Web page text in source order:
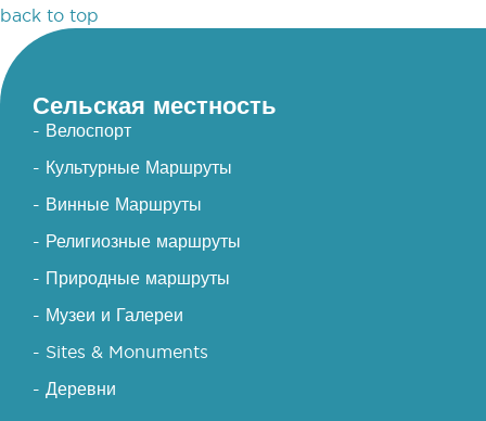
back to top
Сельская местность
- Велоспорт
- Культурные Маршруты
- Винные Маршруты
- Религиозные маршруты
- Природные маршруты
- Музеи и Галереи
- Sites & Monuments
- Деревни